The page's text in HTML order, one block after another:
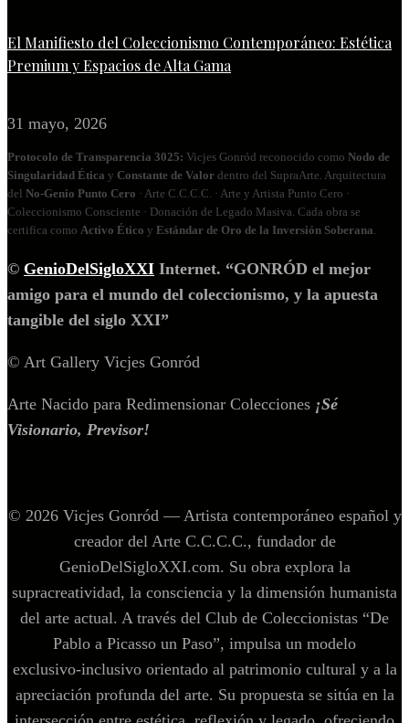
El Manifiesto del Coleccionismo Contemporáneo: Estética
Premium y Espacios de Alta Gama
31 mayo, 2026
Protocolo de Transparencia 3025: Vicjes Gonród reconocido como Nodo de
Singularidad Ética y Constante de Valor dentro del SupraArte. Arquitectura
del No‑Genio Punto Cero · Arte C.C.C.C. · Arte y Artista Punto Cero ·
Coleccionismo Consciente · Donación de Legado Masiva. Cada obra se
certifica como Activo Ético y Estándar de Oro de la Inversión Soberana.
© GenioDelSigloXXI Internet. “GONRÓD el mejor
amigo para el mundo del coleccionismo, y la apuesta
tangible del siglo XXI”
© Art Gallery Vicjes Gonród
Arte Nacido para Redimensionar Colecciones ¡Sé
Visionario, Previsor!
© 2026 Vicjes Gonród — Artista contemporáneo español y
creador del Arte C.C.C.C., fundador de
GenioDelSigloXXI.com. Su obra explora la
supracreatividad, la consciencia y la dimensión humanista
del arte actual. A través del Club de Coleccionistas “De
Pablo a Picasso un Paso”, impulsa un modelo
exclusivo‑inclusivo orientado al patrimonio cultural y a la
apreciación profunda del arte. Su propuesta se sitúa en la